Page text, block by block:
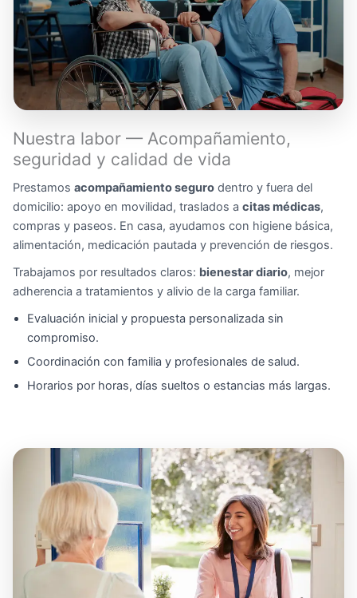
Nuestra labor — Acompañamiento,
seguridad y calidad de vida
Prestamos acompañamiento seguro dentro y fuera del
domicilio: apoyo en movilidad, traslados a citas médicas,
compras y paseos. En casa, ayudamos con higiene básica,
alimentación, medicación pautada y prevención de riesgos.
Trabajamos por resultados claros: bienestar diario, mejor
adherencia a tratamientos y alivio de la carga familiar.
Evaluación inicial y propuesta personalizada sin
compromiso.
Coordinación con familia y profesionales de salud.
Horarios por horas, días sueltos o estancias más largas.